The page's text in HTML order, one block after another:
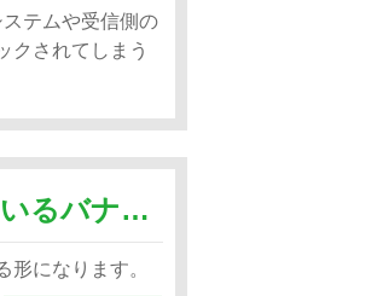
テムや受信側の
クされてしまう
各モールのイベント情報はモール側が配布しているバナーを自動で表示するようなものでしょうか
になります。